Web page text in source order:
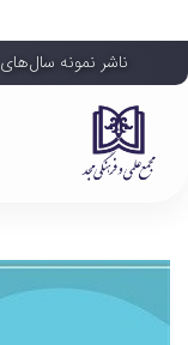
ناشر نمونه سال‌های ۱۳۹۳ و ۱۳۹۴ و ۱۳۹۷ جمهوری اسلامی ایران